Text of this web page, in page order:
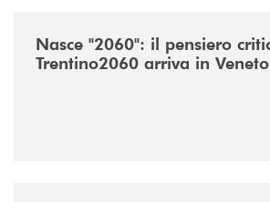
Nasce "2060": il pensiero
Trentino2060 arriva in Veneto